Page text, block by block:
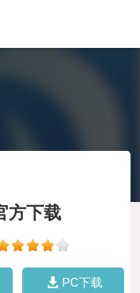
方下载
PC下载